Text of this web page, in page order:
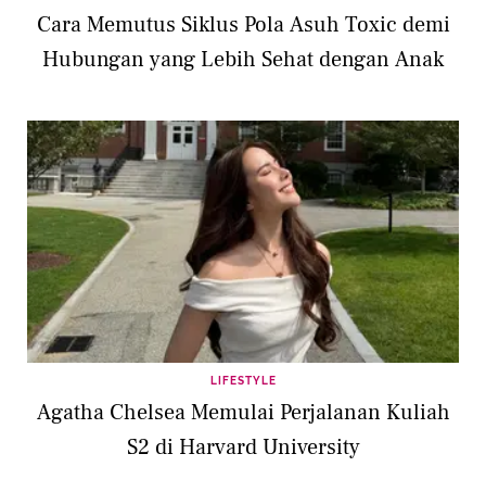
Cara Memutus Siklus Pola Asuh Toxic demi
Hubungan yang Lebih Sehat dengan Anak
LIFESTYLE
Agatha Chelsea Memulai Perjalanan Kuliah
S2 di Harvard University